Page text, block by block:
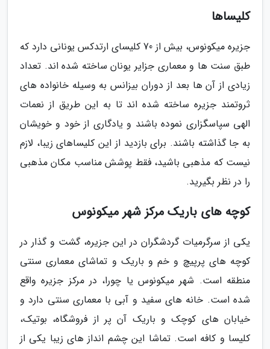
کلیساها
جزیره میکونوس، بیش از 70 کلیسای ارتدکس یونانی دارد که
طبق سنت ها و معماری جزایر یونان ساخته شده اند. تعداد
زیادی از آن ها بعد از دوران بیزانس به وسیله خانواده های
ثروتمند جزیره ساخته شده اند تا به این طریق از نعمات
الهی سپاسگزاری نموده باشند و یادگاری از خود و خویشان
به جا گذاشته باشند. برای بازدید از این کلیساهای زیبا، لازم
نیست که مذهبی باشید، فقط پوشش مناسب مکان مذهبی
را در نظر بگیرید.
کوچه های باریک مرکز شهر میکونوس
یکی از سرگرمیات گردشگران در این جزیره، گشت و گذار در
کوچه های پرپیچ و خم و باریک و تماشای معماری سنتی
منطقه است. شهر میکونوس یا چورا، در مرکز جزیره واقع
شده است. خانه های سفید و آبی با معماری سنتی دارد و
خیابان های کوچک و باریک آن پر از فروشگاه، بوتیک،
کلیسا و کافه است. تماشا این چشم انداز های زیبا یکی از